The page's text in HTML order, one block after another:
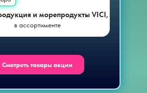
и морепродукты VICI,
в ассортименте
Смотреть товары акции